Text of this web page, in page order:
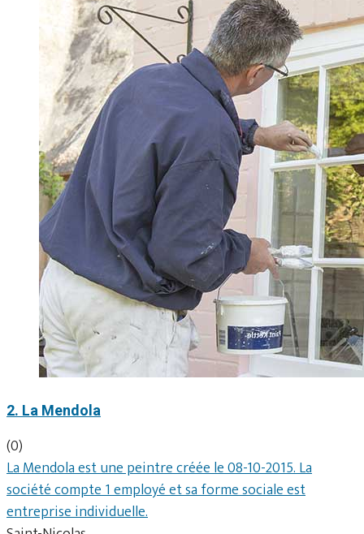
2. La Mendola
(0)
La Mendola est une peintre créée le 08-10-2015. La
société compte 1 employé et sa forme sociale est
entreprise individuelle.